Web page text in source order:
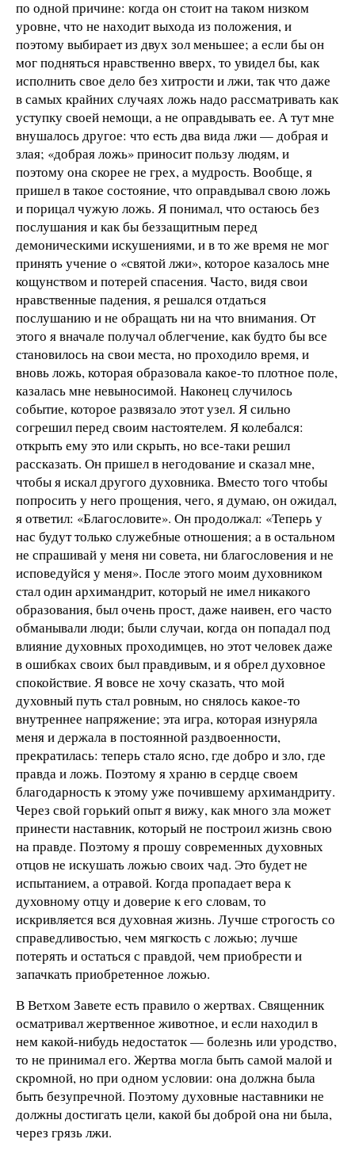
по одной причине: когда он стоит на таком низком
уровне, что не находит выхода из положения, и
поэтому выбирает из двух зол меньшее; а если бы он
мог подняться нравственно вверх, то увидел бы, как
исполнить свое дело без хитрости и лжи, так что даже
в самых крайних случаях ложь надо рассматривать как
уступку своей немощи, а не оправдывать ее. А тут мне
внушалось другое: что есть два вида лжи — добрая и
злая; «добрая ложь» приносит пользу людям, и
поэтому она скорее не грех, а мудрость. Вообще, я
пришел в такое состояние, что оправдывал свою ложь
и порицал чужую ложь. Я понимал, что остаюсь без
послушания и как бы беззащитным перед
демоническими искушениями, и в то же время не мог
принять учение о «святой лжи», которое казалось мне
кощунством и потерей спасения. Часто, видя свои
нравственные падения, я решался отдаться
послушанию и не обращать ни на что внимания. От
этого я вначале получал облегчение, как будто бы все
становилось на свои места, но проходило время, и
вновь ложь, которая образовала какое-то плотное поле,
казалась мне невыносимой. Наконец случилось
событие, которое развязало этот узел. Я сильно
согрешил перед своим настоятелем. Я колебался:
открыть ему это или скрыть, но все-таки решил
рассказать. Он пришел в негодование и сказал мне,
чтобы я искал другого духовника. Вместо того чтобы
попросить у него прощения, чего, я думаю, он ожидал,
я ответил: «Благословите». Он продолжал: «Теперь у
нас будут только служебные отношения; а в остальном
не спрашивай у меня ни совета, ни благословения и не
исповедуйся у меня». После этого моим духовником
стал один архимандрит, который не имел никакого
образования, был очень прост, даже наивен, его часто
обманывали люди; были случаи, когда он попадал под
влияние духовных проходимцев, но этот человек даже
в ошибках своих был правдивым, и я обрел духовное
спокойствие. Я вовсе не хочу сказать, что мой
духовный путь стал ровным, но снялось какое-то
внутреннее напряжение; эта игра, которая изнуряла
меня и держала в постоянной раздвоенности,
прекратилась: теперь стало ясно, где добро и зло, где
правда и ложь. Поэтому я храню в сердце своем
благодарность к этому уже почившему архимандриту.
Через свой горький опыт я вижу, как много зла может
принести наставник, который не построил жизнь свою
на правде. Поэтому я прошу современных духовных
отцов не искушать ложью своих чад. Это будет не
испытанием, а отравой. Когда пропадает вера к
духовному отцу и доверие к его словам, то
искривляется вся духовная жизнь. Лучше строгость со
справедливостью, чем мягкость с ложью; лучше
потерять и остаться с правдой, чем приобрести и
запачкать приобретенное ложью.
В Ветхом Завете есть правило о жертвах. Священник
осматривал жертвенное животное, и если находил в
нем какой-нибудь недостаток — болезнь или уродство,
то не принимал его. Жертва могла быть самой малой и
скромной, но при одном условии: она должна была
быть безупречной. Поэтому духовные наставники не
должны достигать цели, какой бы доброй она ни была,
через грязь лжи.